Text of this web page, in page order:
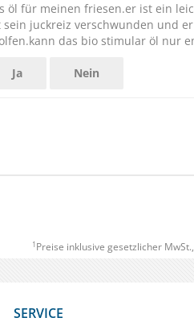
öl für meinen friesen.er ist ein
juckreiz verschwunden und
das bio stimular öl nur
Ja Nein
1 Preise inklusive gesetzlicher
SERVICE